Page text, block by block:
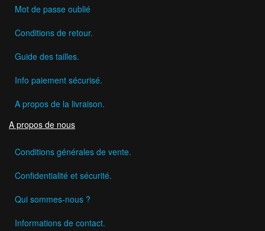
Mot de passe oublié
Conditions de retour.
Guide des tailles.
Info paiement sécurisé.
A propos de la livraison.
A propos de nous
Conditions générales de vente.
Confidentialité et sécurité.
Qui sommes-nous ?
Informations de contact.